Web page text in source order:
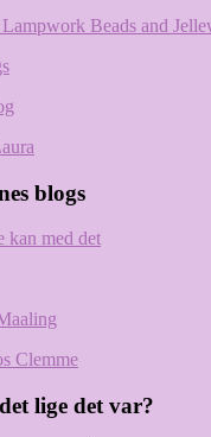
Beads and
blogs
kan med det
Clemme
lige det var?